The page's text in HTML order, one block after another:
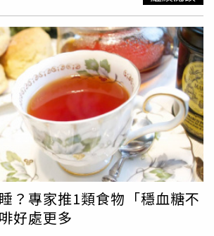
她表示日本透過修改《國家安全保障戰
擊能力制度化，違反國際法及日本憲法
交戰權的精神，如今已進入「實際犯罪
名，日本近年部署反艦飛彈、滑翔彈及
陸地、海面、水下及空中等多個領域，
軍事部署重組為「先制攻擊型」及「海外
正批評日本過去一直以「愛好 和平國
已愈來愈清楚，那只是掩飾其成為軍事
指控美國是日本危險軍事行動背後的支
斧飛彈提供相關條件與環境。金與正稱
同利用亞太地區港口，損害反帝國主義
指此次戰斧飛彈試射已將北韓納入射程
北韓絕不會坐視日本軍事化發展，北韓
層將依據職責，進一步制定明確的軍事
？專家推1類食物「穩血糖不
好處更多